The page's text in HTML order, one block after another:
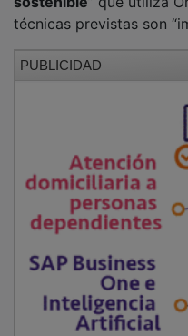
técnicas previstas son